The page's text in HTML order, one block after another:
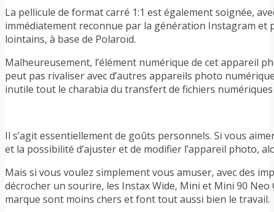
La pellicule de format carré 1:1 est également soignée,
immédiatement reconnue par la génération Instagram et
lointains, à base de Polaroïd.
Malheureusement, l’élément numérique de cet appareil
peut pas rivaliser avec d’autres appareils photo
inutile tout le charabia du transfert de fichiers
Il s’agit essentiellement de goûts personnels. Si vous
et la possibilité d’ajuster et de modifier l’appareil photo,
Mais si vous voulez simplement vous amuser, avec des
décrocher un sourire, les Instax Wide, Mini et Mini 90 Neo
marque sont moins chers et font tout aussi bien le travail.